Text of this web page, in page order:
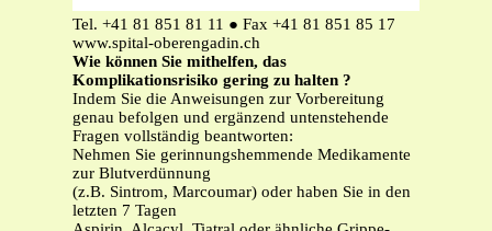
Tel. +41 81 851 81 11 ● Fax +41 81 851 85 17
www.spital-oberengadin.ch
Wie können Sie mithelfen, das
Komplikationsrisiko gering zu halten ?
Indem Sie die Anweisungen zur Vorbereitung
genau befolgen und ergänzend untenstehende
Fragen vollständig beantworten:
Nehmen Sie gerinnungshemmende Medikamente
zur Blutverdünnung
(z.B. Sintrom, Marcoumar) oder haben Sie in den
letzten 7 Tagen